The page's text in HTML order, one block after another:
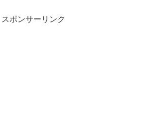
スポンサーリンク